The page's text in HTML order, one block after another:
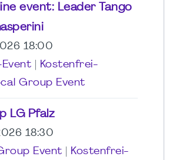
event: Leader Tango
18:00
Kostenfrei-
Group Event
LG Pfalz
18:30
Event
Kostenfrei-